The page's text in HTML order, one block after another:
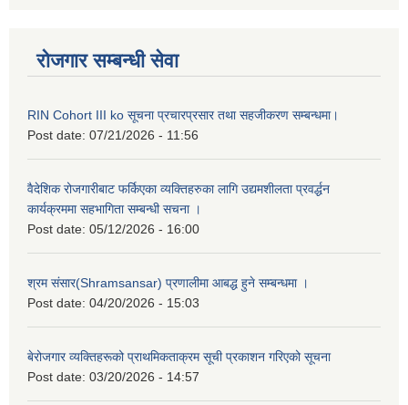
रोजगार सम्बन्धी सेवा
RIN Cohort III ko सूचना प्रचारप्रसार तथा सहजीकरण सम्बन्धमा।
Post date: 07/21/2026 - 11:56
वैदेशिक रोजगारीबाट फर्किएका व्यक्तिहरुका लागि उद्यमशीलता प्रवर्द्धन
कार्यक्रममा सहभागिता सम्बन्धी सचना ।
Post date: 05/12/2026 - 16:00
श्रम संसार(Shramsansar) प्रणालीमा आबद्ध हुने सम्बन्धमा ।
Post date: 04/20/2026 - 15:03
बेरोजगार व्यक्तिहरूको प्राथमिकताक्रम सूची प्रकाशन गरिएको सूचना
Post date: 03/20/2026 - 14:57